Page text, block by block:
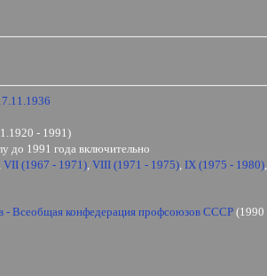
- 1991)
до 1991 года включительно
,VII (1967 - 1971),VIII (1971 - 1975),IX (1975 - 1980)
- Всеобщая конфедерация профсоюзов СССР (1990